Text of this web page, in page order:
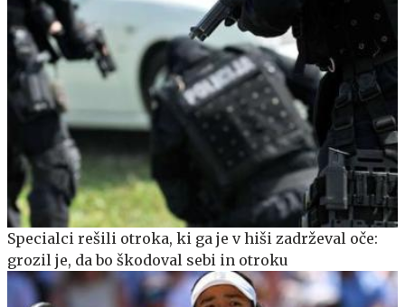
Specialci rešili otroka, ki ga je v hiši zadrževal oče:
grozil je, da bo škodoval sebi in otroku